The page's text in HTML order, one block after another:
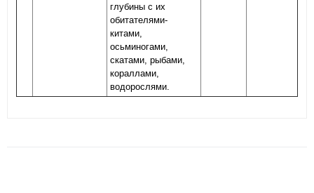
глубины с их
обитателями-
китами,
осьминогами,
скатами, рыбами,
кораллами,
водорослями.